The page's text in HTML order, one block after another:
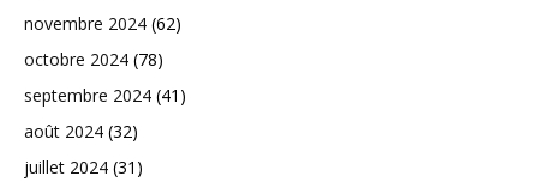
novembre 2024 (62)
octobre 2024 (78)
septembre 2024 (41)
août 2024 (32)
juillet 2024 (31)